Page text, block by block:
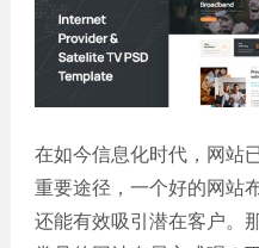
集
们
的
客
户
APP
开发
服务
电商
网站
建设
生物
医药
在如今信息化时代，网站
重要途径，一个好的网站
还能有效吸引潜在客户。